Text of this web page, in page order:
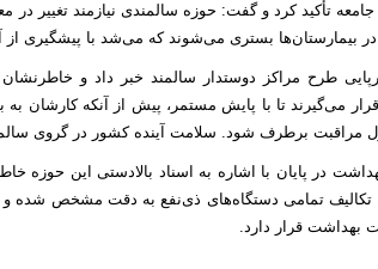
تأکید کرد و گفت: حوزه سالمندی نیازمند تغییر
بیمارستان‌ها بستری می‌شوند که می‌شد با پیشگیری از
طرح مراکز دوستدار سالمند خبر داد و
می‌گیرند تا با پایش مستمر، پیش از آنکه کارشان به
مراقبت برطرف شود. سلامت آینده کشور در گروی
در پایان با اشاره به اسناد بالادستی این
تکالیف تمامی دستگاه‌های ذی‌نفع به دقت مشخص شده و
بهداشت قرار دارد.